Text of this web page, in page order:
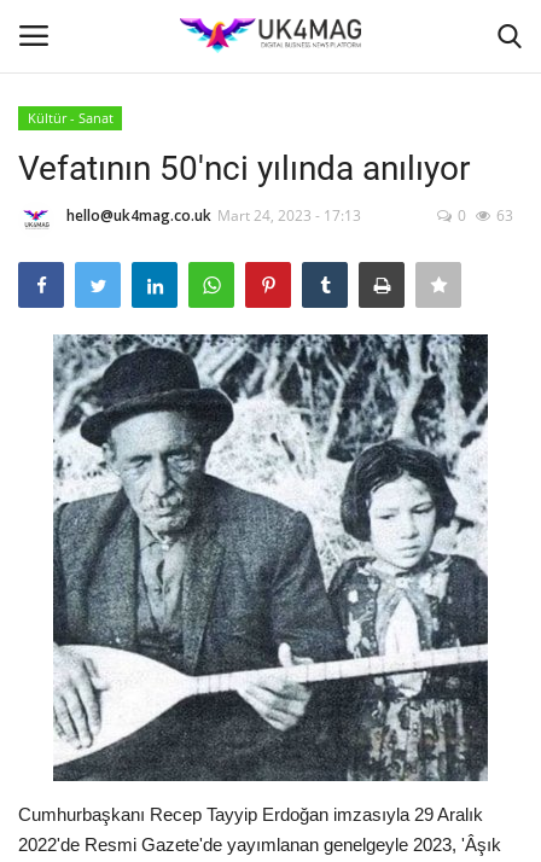
Ana Sayfa
İş Platformu
TVNET
TOPLUM
İş İlanları
Seri İlanlar
Londra
İngiltere
Videolar
İş & Ekonomi
Kültür - Sanat
Vefatının 50'nci yılında anılıyor
hello@uk4mag.co.uk Mart 24, 2023 - 17:13 0 63
Cumhurbaşkanı Recep Tayyip Erdoğan imzasıyla 29 Aralık
2022'de Resmi Gazete'de yayımlanan genelgeyle 2023, 'Âşık